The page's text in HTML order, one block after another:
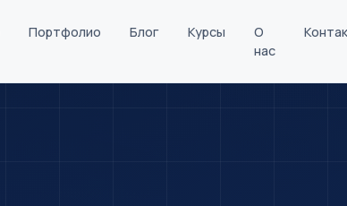
Портфолио Блог Курсы
О
нас